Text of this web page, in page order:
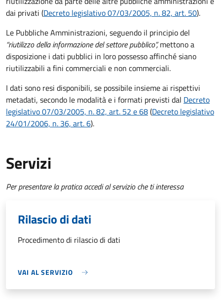
dai privati (Decreto legislativo 07/03/2005, n. 82, art. 50).
Le Pubbliche Amministrazioni, seguendo il principio del
“riutilizzo della informazione del settore pubblico”,mettono a
disposizione i dati pubblici in loro possesso affinché siano
riutilizzabili a fini commerciali e non commerciali.
I dati sono resi disponibili, se possibile insieme ai rispettivi
metadati, secondo le modalità e i formati previsti dal Decreto
legislativo 07/03/2005, n. 82, art. 52 e 68(Decreto legislativo
24/01/2006, n. 36, art. 6).
Servizi
Per presentare la pratica accedi al servizio che ti interessa
Rilascio di dati
Procedimento di rilascio di dati
VAI AL SERVIZIO